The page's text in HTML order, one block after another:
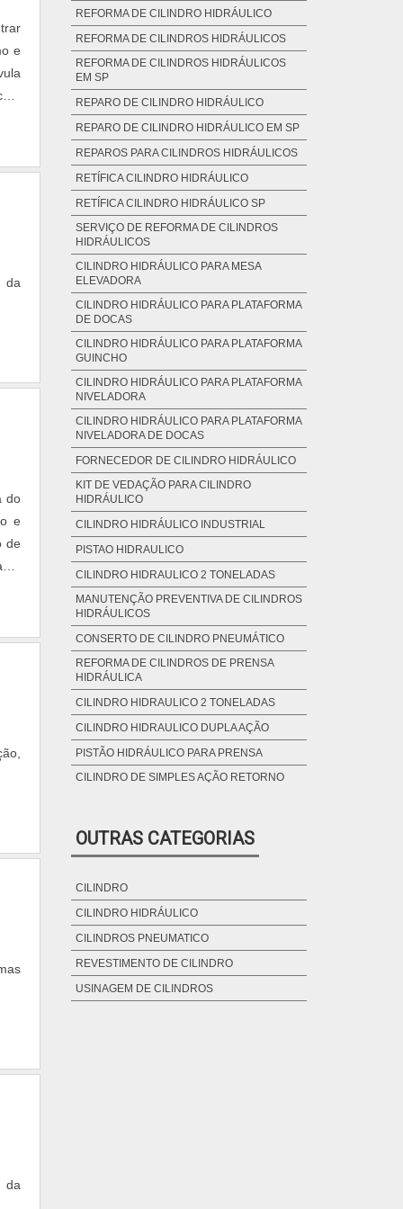
e
A
a
da
do
e
de
e
da
REFORMA DE CILINDRO HIDRÁULICO
REFORMA DE CILINDROS HIDRÁULICOS
REFORMA DE CILINDROS HIDRÁULICOS
EM SP
REPARO DE CILINDRO HIDRÁULICO
REPARO DE CILINDRO HIDRÁULICO EM SP
REPAROS PARA CILINDROS HIDRÁULICOS
RETÍFICA CILINDRO HIDRÁULICO
RETÍFICA CILINDRO HIDRÁULICO SP
SERVIÇO DE REFORMA DE CILINDROS
HIDRÁULICOS
CILINDRO HIDRÁULICO PARA MESA
ELEVADORA
CILINDRO HIDRÁULICO PARA PLATAFORMA
DE DOCAS
CILINDRO HIDRÁULICO PARA PLATAFORMA
GUINCHO
CILINDRO HIDRÁULICO PARA PLATAFORMA
NIVELADORA
CILINDRO HIDRÁULICO PARA PLATAFORMA
NIVELADORA DE DOCAS
FORNECEDOR DE CILINDRO HIDRÁULICO
KIT DE VEDAÇÃO PARA CILINDRO
HIDRÁULICO
CILINDRO HIDRÁULICO INDUSTRIAL
PISTAO HIDRAULICO
CILINDRO HIDRAULICO 2 TONELADAS
MANUTENÇÃO PREVENTIVA DE CILINDROS
HIDRÁULICOS
CONSERTO DE CILINDRO PNEUMÁTICO
REFORMA DE CILINDROS DE PRENSA
HIDRÁULICA
CILINDRO HIDRAULICO 2 TONELADAS
CILINDRO HIDRAULICO DUPLA AÇÃO
PISTÃO HIDRÁULICO PARA PRENSA
CILINDRO DE SIMPLES AÇÃO RETORNO
PNEUMATICOS
OUTRAS CATEGORIAS
CILINDRO
CILINDRO HIDRÁULICO
CILINDROS PNEUMATICO
REVESTIMENTO DE CILINDRO
USINAGEM DE CILINDROS